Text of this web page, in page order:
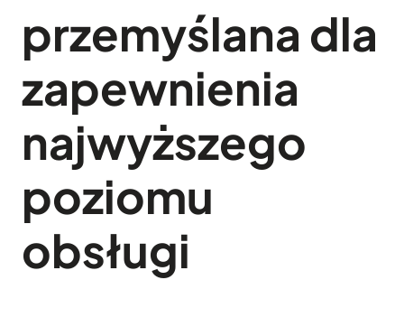
przemyślana dla
zapewnienia
najwyższego
poziomu
obsługi